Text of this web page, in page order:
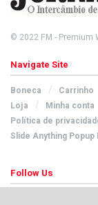
© 2022 FM - Premium
Navigate Site
Boneca Carrinho
Loja
Minha conta
Política de
Slide Anything
Follow Us